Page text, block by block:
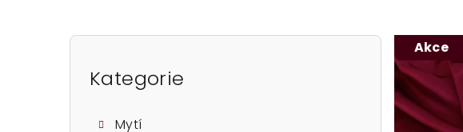
P
Přeskočit
kategorie
Kategorie
Mytí
Akce